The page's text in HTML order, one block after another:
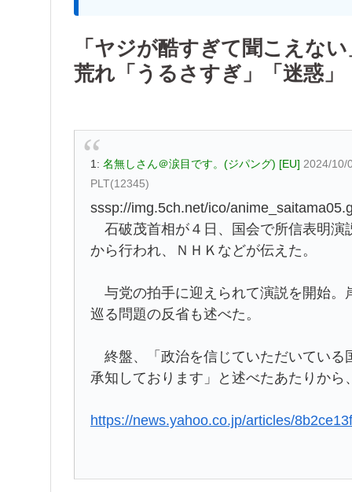
「ヤジが酷すぎて聞こえな
荒れ「うるさすぎ」「迷惑」
1: 名無しさん＠涙目です。(ジパング) [EU] 2024/10/
PLT(12345)
sssp://img.5ch.net/ico/
石破茂首相が４日、国会で所信表明演
から行われ、ＮＨＫなどが伝えた。
与党の拍手に迎えられて演説を開始。
巡る問題の反省も述べた。
終盤、「政治を信じていただいている
承知しております」と述べたあたりか
https://news.yahoo.co.jp/articles/